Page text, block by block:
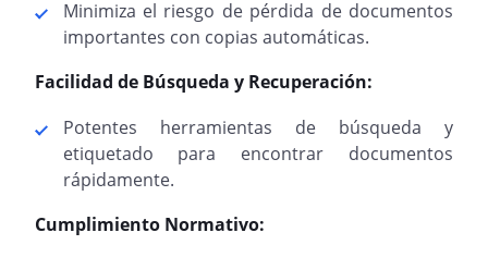
Minimiza el riesgo de pérdida de documentos
importantes con copias automáticas.
Facilidad de Búsqueda y Recuperación:
Potentes herramientas de búsqueda y
etiquetado para encontrar documentos
rápidamente.
Cumplimiento Normativo: